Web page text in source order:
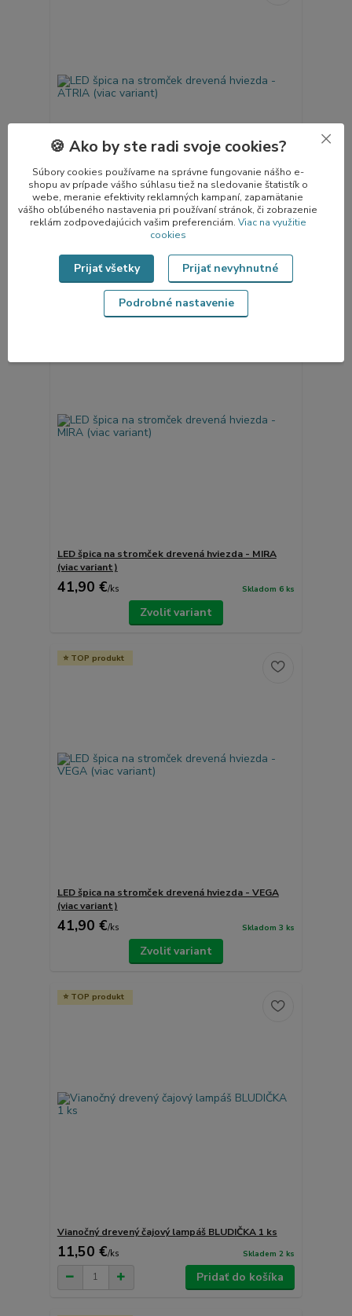
LED špica na stromček drevená hviezda - ATRIA
(viac variant)
Zvoliť variant
TOP produkt
LED špica na stromček drevená hviezda - MIRA
(viac variant)
41,90 €/ks Skladom 6 ks
Zvoliť variant
TOP produkt
LED špica na stromček drevená hviezda - VEGA
(viac variant)
41,90 €/ks Skladom 3 ks
Zvoliť variant
TOP produkt
Vianočný drevený čajový lampáš BLUDIČKA 1 ks
11,50 €/ks Skladem 2 ks
Pridať do košíka
🍪 Ako by ste radi svoje cookies?
Súbory cookies používame na správne fungovanie nášho e-
shopu av prípade vášho súhlasu tiež na sledovanie štatistík o
webe, meranie efektivity reklamných kampaní, zapamätanie
vášho obľúbeného nastavenia pri používaní stránok, či zobrazenie
reklám zodpovedajúcich vašim preferenciám. Viac na využitie
cookies
Prijať nevyhnutné
Podrobné nastavenie
Prijať všetky